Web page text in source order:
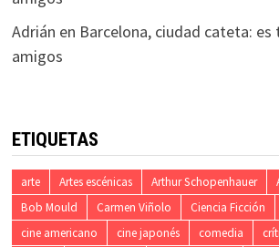
Adrián en Barcelona, ciudad cateta:
amigos
ETIQUETAS
arte Artes escénicas Arthur Schopenhauer
Bob Mould
Carmen Viñolo Ciencia Ficción
cine americano
cine japonés comedia